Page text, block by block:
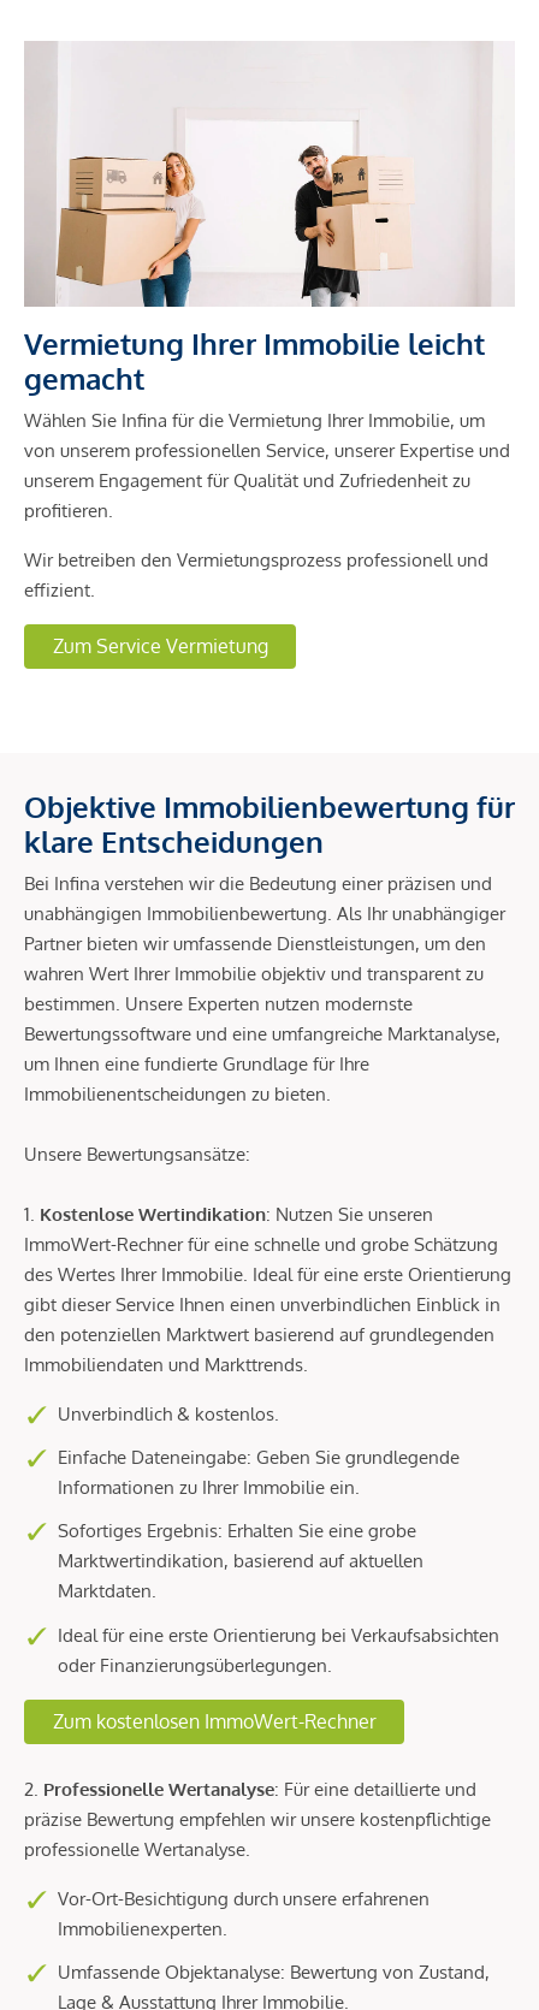
Vermietung Ihrer Immobilie leicht
gemacht
Wählen Sie Infina für die Vermietung Ihrer Immobilie, um
von unserem professionellen Service, unserer Expertise und
unserem Engagement für Qualität und Zufriedenheit zu
profitieren.
Wir betreiben den Vermietungsprozess professionell und
effizient.
Zum Service Vermietung
Objektive Immobilienbewertung für
klare Entscheidungen
Bei Infina verstehen wir die Bedeutung einer präzisen und
unabhängigen Immobilienbewertung. Als Ihr unabhängiger
Partner bieten wir umfassende Dienstleistungen, um den
wahren Wert Ihrer Immobilie objektiv und transparent zu
bestimmen. Unsere Experten nutzen modernste
Bewertungssoftware und eine umfangreiche Marktanalyse,
um Ihnen eine fundierte Grundlage für Ihre
Immobilienentscheidungen zu bieten.
Unsere Bewertungsansätze:
1. Kostenlose Wertindikation: Nutzen Sie unseren
ImmoWert-Rechner für eine schnelle und grobe Schätzung
des Wertes Ihrer Immobilie. Ideal für eine erste Orientierung
gibt dieser Service Ihnen einen unverbindlichen Einblick in
den potenziellen Marktwert basierend auf grundlegenden
Immobiliendaten und Markttrends.
Unverbindlich & kostenlos.
Einfache Dateneingabe: Geben Sie grundlegende
Informationen zu Ihrer Immobilie ein.
Sofortiges Ergebnis: Erhalten Sie eine grobe
Marktwertindikation, basierend auf aktuellen
Marktdaten.
Ideal für eine erste Orientierung bei Verkaufsabsichten
oder Finanzierungsüberlegungen.
Zum kostenlosen ImmoWert-Rechner
2. Professionelle Wertanalyse: Für eine detaillierte und
präzise Bewertung empfehlen wir unsere kostenpflichtige
professionelle Wertanalyse.
Vor-Ort-Besichtigung durch unsere erfahrenen
Immobilienexperten.
Umfassende Objektanalyse: Bewertung von Zustand,
Lage & Ausstattung Ihrer Immobilie.